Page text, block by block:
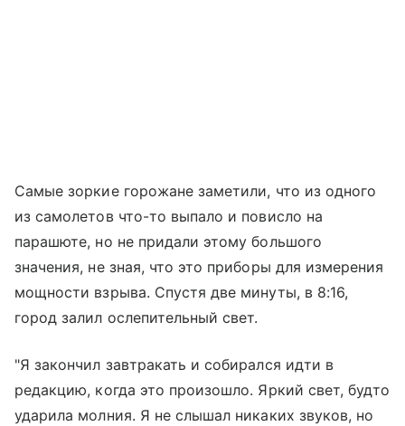
Самые зоркие горожане заметили, что из одного
из самолетов что-то выпало и повисло на
парашюте, но не придали этому большого
значения, не зная, что это приборы для измерения
мощности взрыва. Спустя две минуты, в 8:16,
город залил ослепительный свет.
"Я закончил завтракать и собирался идти в
редакцию, когда это произошло. Яркий свет, будто
ударила молния. Я не слышал никаких звуков, но